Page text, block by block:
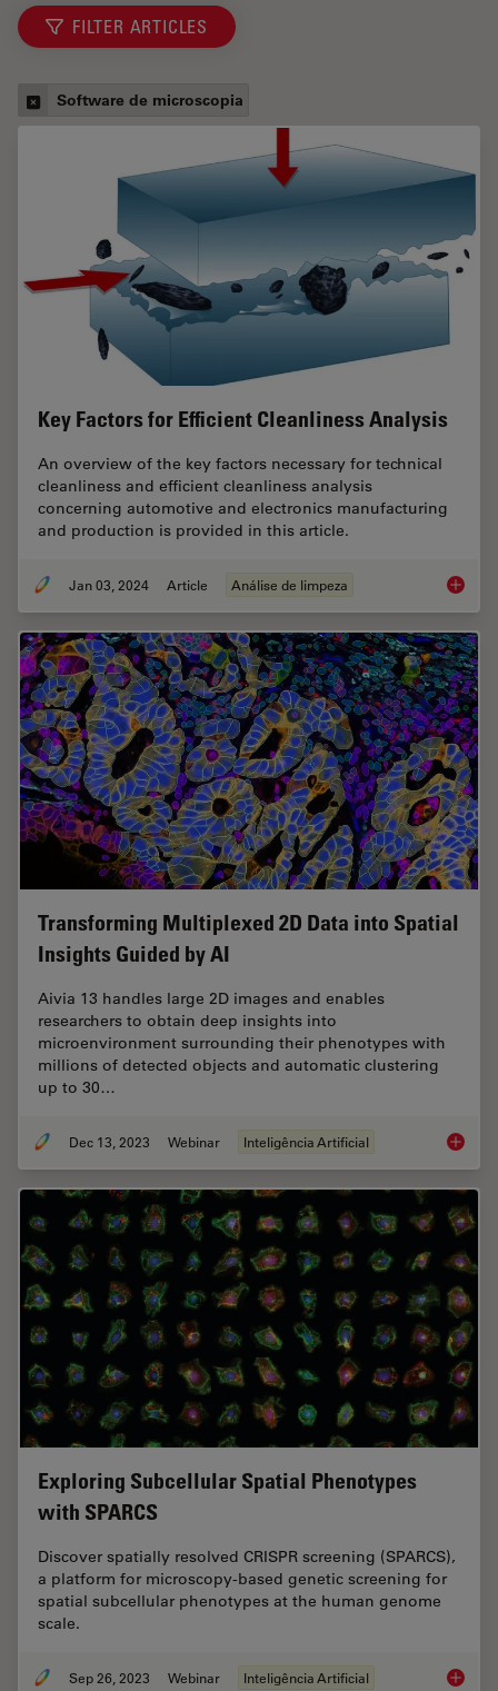
FILTER ARTICLES
Software de microscopia
Key Factors for Efficient Cleanliness Analysis
An overview of the key factors necessary for technical
cleanliness and efficient cleanliness analysis
concerning automotive and electronics manufacturing
and production is provided in this article.
Jan 03, 2024 Article Análise de limpeza Key
Transforming Multiplexed 2D Data into Spatial
Insights Guided by AI
Aivia 13 handles large 2D images and enables
researchers to obtain deep insights into
microenvironment surrounding their phenotypes with
millions of detected objects and automatic clustering
up to 30…
Dec 13, 2023 Webinar Inteligência Artificial
Exploring Subcellular Spatial Phenotypes
with SPARCS
Discover spatially resolved CRISPR screening (SPARCS),
a platform for microscopy-based genetic screening for
spatial subcellular phenotypes at the human genome
scale.
Sep 26, 2023 Webinar Inteligência Artificial